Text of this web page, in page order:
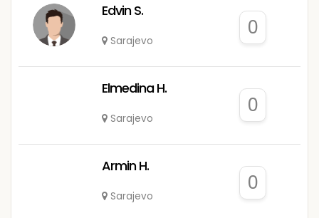
Edvin S.
Sarajevo
0
Elmedina H.
Sarajevo
0
Armin H.
Sarajevo
0